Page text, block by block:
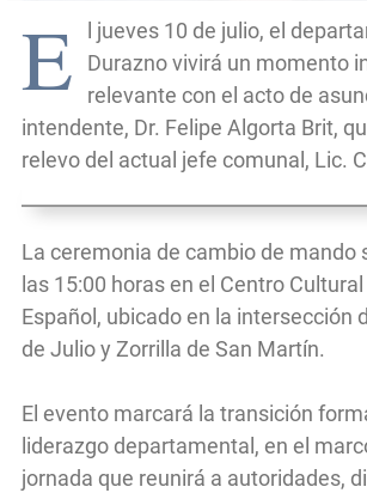
E
l jueves 10 de julio, el
Durazno vivirá un momento
relevante con el acto de
intendente, Dr. Felipe Algorta Brit,
relevo del actual jefe comunal, Lic.
La ceremonia de cambio de mando
las 15:00 horas en el Centro
Español, ubicado en la intersección
de Julio y Zorrilla de San Martín.
El evento marcará la transición
liderazgo departamental, en el
jornada que reunirá a autoridades,